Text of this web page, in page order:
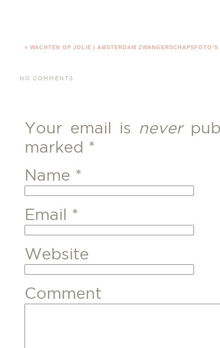
« WACHTEN OP JOLIE | AMSTERDAM ZWANGERSCHAPSFOTO’S
NO COMMENTS
Your email is never
marked *
Name *
Email *
Website
Comment